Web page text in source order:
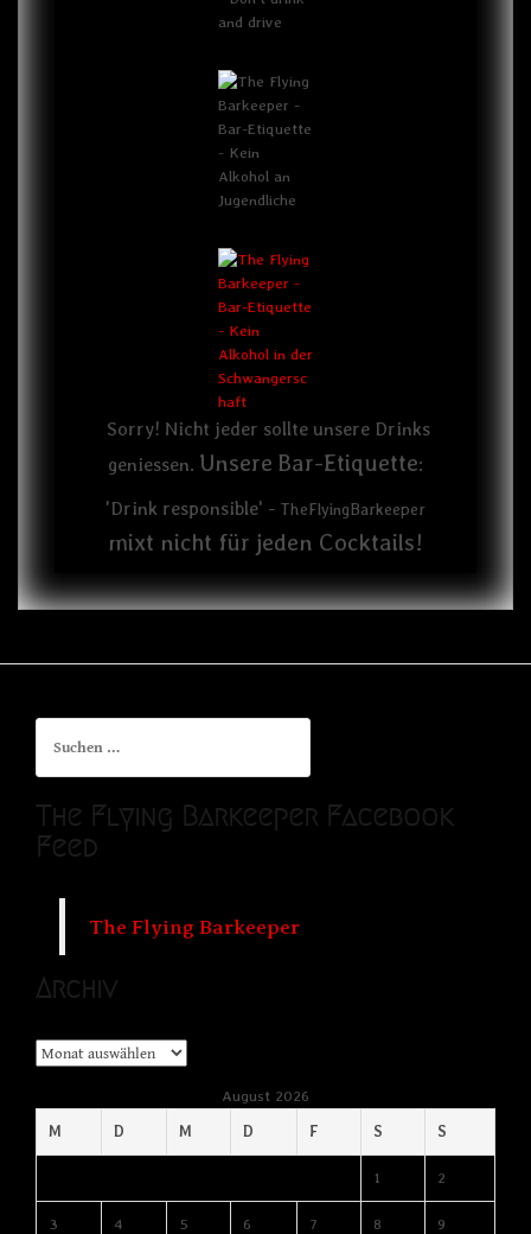
Sorry! Nicht jeder sollte unsere Drinks
geniessen. Unsere Bar-Etiquette:
'Drink responsible' - TheFlyingBarkeeper
mixt nicht für jeden Cocktails!
nach:
The Flying Barkeeper Facebook
Feed
The Flying Barkeeper
Archiv
Archiv
August 2026
M
D M D F S S
1 2
3 4 5 6 7 8 9